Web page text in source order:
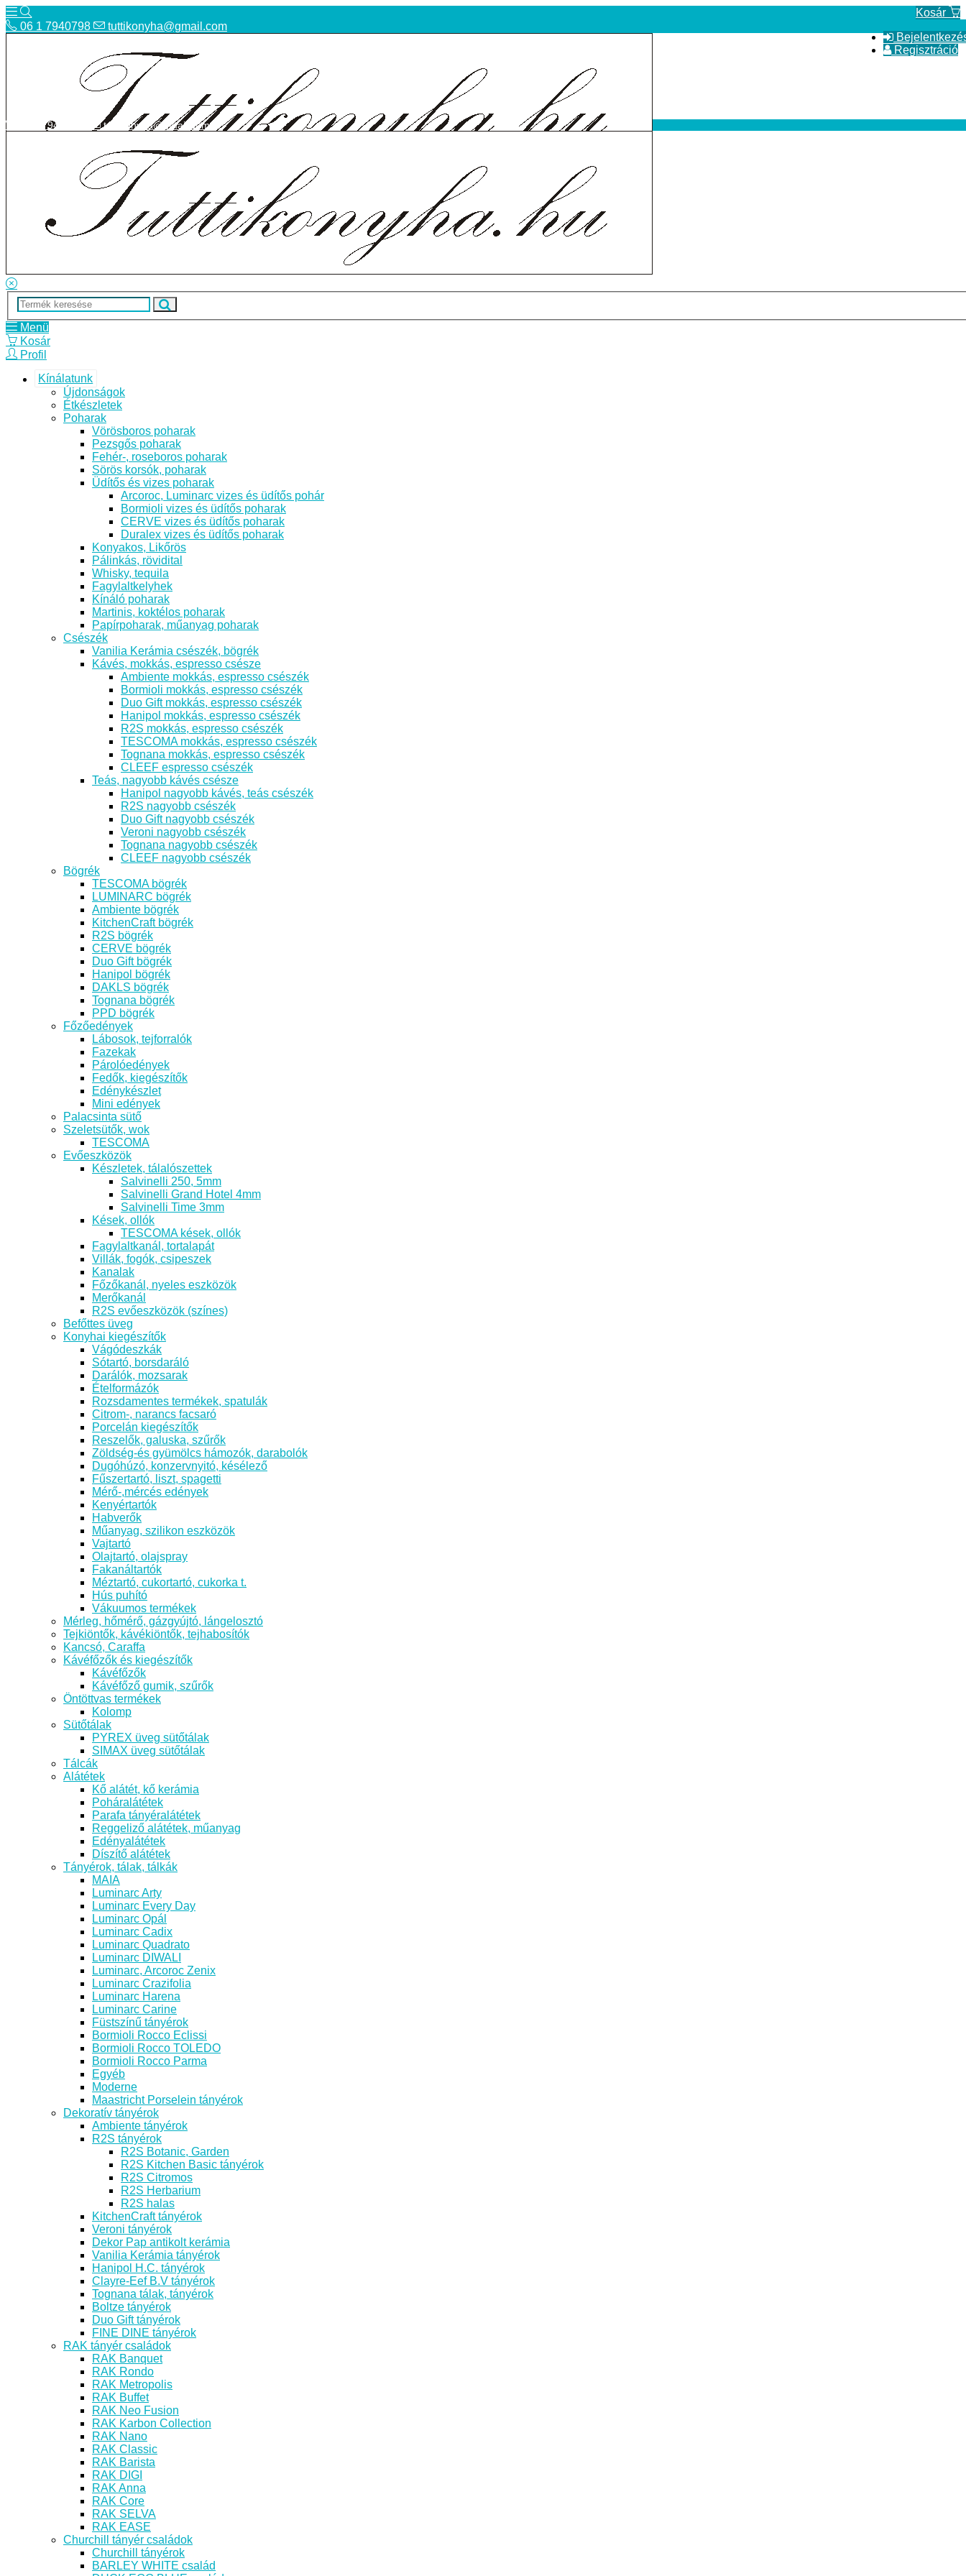
Kosár
Regisztráció
06 1 7940798 tuttikonyha@gmail.com
Bolt
ÁSZF
06 1 7940798 tuttikonyha@gmail.com
Menü
Kosár
Profil
Kínálatunk
Újdonságok
Étkészletek
Poharak
Vörösboros poharak
Pezsgős poharak
Fehér-, roseboros poharak
Sörös korsók, poharak
Üdítős és vizes poharak
Arcoroc, Luminarc vizes és üdítős pohár
Bormioli vizes és üdítős poharak
CERVE vizes és üdítős poharak
Duralex vizes és üdítős poharak
Konyakos, Likőrös
Pálinkás, rövidital
Whisky, tequila
Fagylaltkelyhek
Kínáló poharak
Martinis, koktélos poharak
Papírpoharak, műanyag poharak
Csészék
Vanilia Kerámia csészék, bögrék
Kávés, mokkás, espresso csésze
Ambiente mokkás, espresso csészék
Bormioli mokkás, espresso csészék
Duo Gift mokkás, espresso csészék
Hanipol mokkás, espresso csészék
R2S mokkás, espresso csészék
TESCOMA mokkás, espresso csészék
Tognana mokkás, espresso csészék
CLEEF espresso csészék
Teás, nagyobb kávés csésze
Hanipol nagyobb kávés, teás csészék
R2S nagyobb csészék
Duo Gift nagyobb csészék
Veroni nagyobb csészék
Tognana nagyobb csészék
CLEEF nagyobb csészék
Bögrék
TESCOMA bögrék
LUMINARC bögrék
Ambiente bögrék
KitchenCraft bögrék
R2S bögrék
CERVE bögrék
Duo Gift bögrék
Hanipol bögrék
DAKLS bögrék
Tognana bögrék
PPD bögrék
Főzőedények
Lábosok, tejforralók
Fazekak
Párolóedények
Fedők, kiegészítők
Edénykészlet
Mini edények
Palacsinta sütő
Szeletsütők, wok
TESCOMA
Evőeszközök
Készletek, tálalószettek
Salvinelli 250, 5mm
Salvinelli Grand Hotel 4mm
Salvinelli Time 3mm
Kések, ollók
TESCOMA kések, ollók
Fagylaltkanál, tortalapát
Villák, fogók, csipeszek
Kanalak
Főzőkanál, nyeles eszközök
Merőkanál
R2S evőeszközök (színes)
Befőttes üveg
Konyhai kiegészítők
Vágódeszkák
Sótartó, borsdaráló
Darálók, mozsarak
Ételformázók
Rozsdamentes termékek, spatulák
Citrom-, narancs facsaró
Porcelán kiegészítők
Reszelők, galuska, szűrők
Zöldség-és gyümölcs hámozók, darabolók
Dugóhúzó, konzervnyitó, késélező
Fűszertartó, liszt, spagetti
Mérő-,mércés edények
Kenyértartók
Habverők
Műanyag, szilikon eszközök
Vajtartó
Olajtartó, olajspray
Fakanáltartók
Méztartó, cukortartó, cukorka t.
Hús puhító
Vákuumos termékek
Mérleg, hőmérő, gázgyújtó, lángelosztó
Tejkiöntők, kávékiöntők, tejhabosítók
Kancsó, Caraffa
Kávéfőzők és kiegészítők
Kávéfőzők
Kávéfőző gumik, szűrők
Öntöttvas termékek
Kolomp
Sütőtálak
PYREX üveg sütőtálak
SIMAX üveg sütőtálak
Tálcák
Alátétek
Kő alátét, kő kerámia
Poháralátétek
Parafa tányéralátétek
Reggeliző alátétek, műanyag
Edényalátétek
Díszítő alátétek
Tányérok, tálak, tálkák
MAIA
Luminarc Arty
Luminarc Every Day
Luminarc Opál
Luminarc Cadix
Luminarc Quadrato
Luminarc DIWALI
Luminarc, Arcoroc Zenix
Luminarc Crazifolia
Luminarc Harena
Luminarc Carine
Füstszínű tányérok
Bormioli Rocco Eclissi
Bormioli Rocco TOLEDO
Bormioli Rocco Parma
Egyéb
Moderne
Maastricht Porselein tányérok
Dekoratív tányérok
Ambiente tányérok
R2S tányérok
R2S Botanic, Garden
R2S Kitchen Basic tányérok
R2S Citromos
R2S Herbarium
R2S halas
KitchenCraft tányérok
Veroni tányérok
Dekor Pap antikolt kerámia
Vanilia Kerámia tányérok
Hanipol H.C. tányérok
Clayre-Eef B.V tányérok
Tognana tálak, tányérok
Boltze tányérok
Duo Gift tányérok
FINE DINE tányérok
RAK tányér családok
RAK Banquet
RAK Rondo
RAK Metropolis
RAK Buffet
RAK Neo Fusion
RAK Karbon Collection
RAK Nano
RAK Classic
RAK Barista
RAK DIGI
RAK Anna
RAK Core
RAK SELVA
RAK EASE
Churchill tányér családok
Churchill tányérok
BARLEY WHITE család